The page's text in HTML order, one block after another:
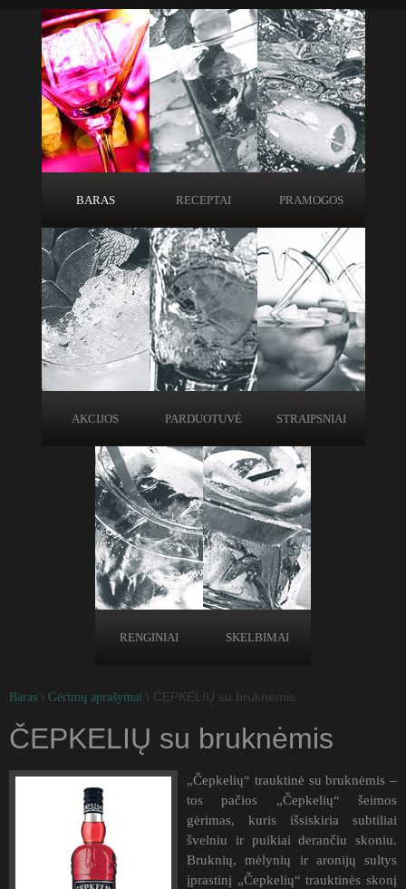
BARAS RECEPTAI PRAMOGOS
AKCIJOS PARDUOTUVĖ STRAIPSNIAI
RENGINIAI SKELBIMAI
Baras \ Gėrimų aprašymai \ ČEPKELIŲ su bruknėmis
ČEPKELIŲ su bruknėmis
„Čepkelių“ trauktinė su bruknėmis –
tos pačios „Čepkelių“ šeimos
gėrimas, kuris išsiskiria subtiliai
švelniu ir puikiai derančiu skoniu.
Bruknių, mėlynių ir aronijų sultys
įprastinį „Čepkelių“ trauktinės skonį